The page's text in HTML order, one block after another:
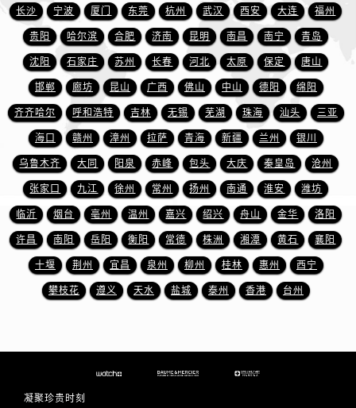
安徽省六安市金安区解放中路名士售后服务中心（需提前预约）
安徽省马鞍山市雨山区湖南西路名士售后服务中心（需提前预约）
安徽省宿州市埇桥区人民中路名士售后服务中心（需提前预约）
安徽省铜陵市铜官区石城大道名士售后服务中心（需提前预约）
安徽省芜湖市镜湖区中山路步行街名士售后服务中心（需提前预约）
安徽省宣城市宣州区叠嶂西路名士售后服务中心（需提前预约）
福建省龙岩市新罗区九一南路名士售后服务中心（需提前预约）
福建省南平市建阳区人民西路名士售后服务中心（需提前预约）
福建省宁德市蕉城区天湖东路名士售后服务中心（需提前预约）
福建省莆田市城厢区霞林街道荔华东大道名士售后服务中心（需提前预约）
福建省三明市三元区东乾二路名士售后服务中心（需提前预约）
福建省漳州市龙文区步港路名士售后服务中心（需提前预约）
江苏省南京市秦淮区中山南路1号南京中心22层22-C1-C3室名士售后服务中心（需提前预约）
长沙 宁波 厦门 东莞 杭州 武汉 西安 大连 福州
贵阳 哈尔滨 合肥 济南 昆明 南昌 南宁 青岛
沈阳 石家庄 苏州 长春 河北 太原 保定 唐山
邯郸 廊坊 昆山 广西 佛山 中山 德阳 绵阳
齐齐哈尔 呼和浩特 吉林 无锡 芜湖 珠海 汕头 三亚
海口 赣州 漳州 拉萨 青海 新疆 兰州 银川
乌鲁木齐 大同 阳泉 赤峰 包头 大庆 秦皇岛 沧州
张家口 九江 徐州 常州 扬州 南通 淮安 潍坊
临沂 烟台 亳州 温州 嘉兴 绍兴 舟山 金华 洛阳
许昌 南阳 岳阳 衡阳 常德 株洲 湘潭 黄石 襄阳
十堰 荆州 宜昌 泉州 柳州 桂林 惠州 西宁
攀枝花 遵义 天水 盐城 泰州 香港 台州
凝聚珍贵时刻